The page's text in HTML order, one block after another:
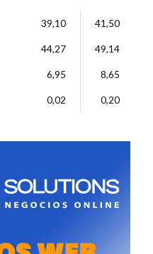
39,10 41,50
44,27 49,14
6,95 8,65
0,02 0,20